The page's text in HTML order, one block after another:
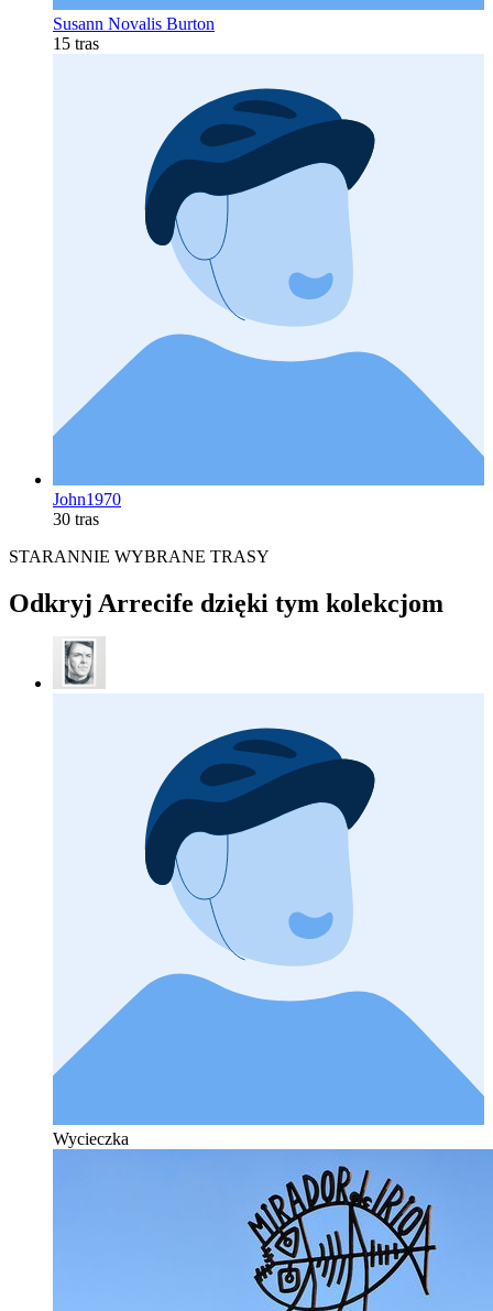
Susann Novalis Burton
15 tras
John1970
30 tras
STARANNIE WYBRANE TRASY
Odkryj Arrecife dzięki tym kolekcjom
Wycieczka